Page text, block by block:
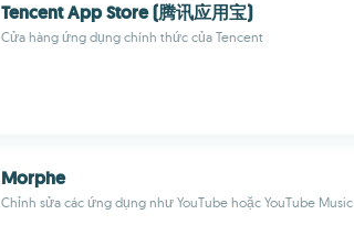
Tencent App Store (腾讯应用宝)
Cửa hàng ứng dụng chính thức của Tencent
Morphe
Chỉnh sửa các ứng dụng như YouTube hoặc YouTube Music